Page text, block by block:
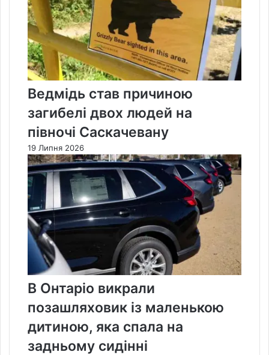
Ведмідь став причиною
загибелі двох людей на
півночі Саскачевану
19 Липня 2026
В Онтаріо викрали
позашляховик із маленькою
дитиною, яка спала на
задньому сидінні